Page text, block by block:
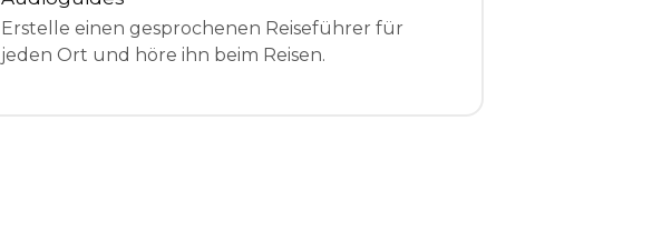
Erstelle einen gesprochenen Reiseführer für
jeden Ort und höre ihn beim Reisen.